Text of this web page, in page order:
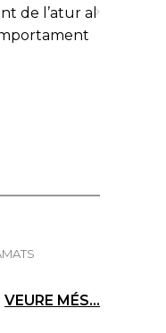
de l’atur al
VEURE MÉS...